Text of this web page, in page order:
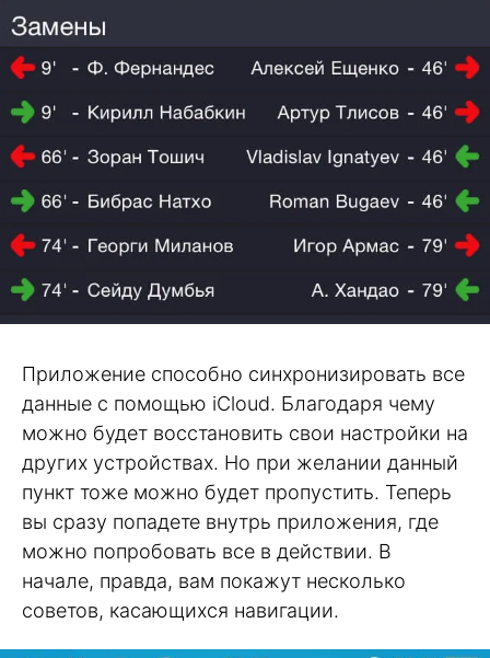
Приложение способно синхронизировать все
данные с помощью iCloud. Благодаря чему
можно будет восстановить свои настройки на
других устройствах. Но при желании данный
пункт тоже можно будет пропустить. Теперь
вы сразу попадете внутрь приложения, где
можно попробовать все в действии. В
начале, правда, вам покажут несколько
советов, касающихся навигации.